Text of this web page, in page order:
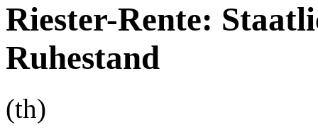
Riester-Rente:
Ruhestand
(th)